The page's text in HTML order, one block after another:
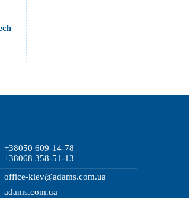
+38050 609-14-78
+38068 358-51-13
office-kiev@adams.com.ua
adams.com.ua